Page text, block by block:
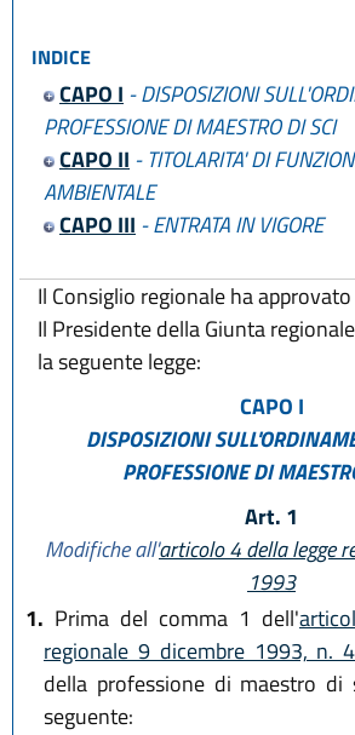
INDICE
CAPO I - DISPOSIZIONI
PROFESSIONE DI MAESTRO DI SCI
CAPO II - TITOLARITA' DI
AMBIENTALE
CAPO III - ENTRATA IN VIGORE
Il Consiglio regionale ha approvato
Il Presidente della Giunta
la seguente legge:
CAPO I
DISPOSIZIONI
PROFESSIONE DI
Art. 1
Modifiche all'articolo 4 della legge
1993
1. Prima del comma 1 dell'
regionale 9 dicembre 1993, n.
della professione di maestro di
seguente: